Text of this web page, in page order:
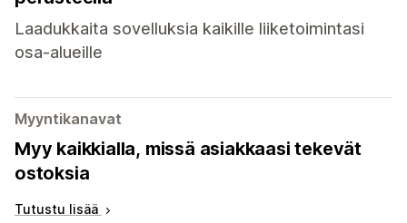
Laadukkaita sovelluksia kaikille liiketoimintasi
osa-alueille
Myyntikanavat
Myy kaikkialla, missä asiakkaasi tekevät
ostoksia
Tutustu lisää